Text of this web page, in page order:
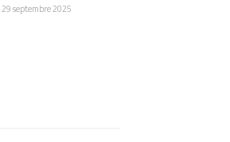
29 septembre 2025